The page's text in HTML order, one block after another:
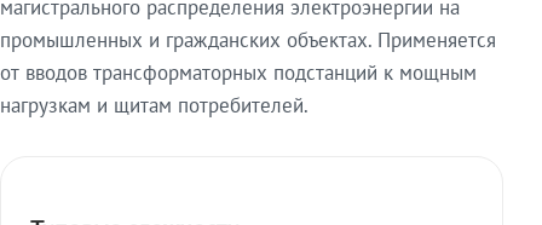
магистрального распределения электроэнергии на
промышленных и гражданских объектах. Применяется
от вводов трансформаторных подстанций к мощным
нагрузкам и щитам потребителей.